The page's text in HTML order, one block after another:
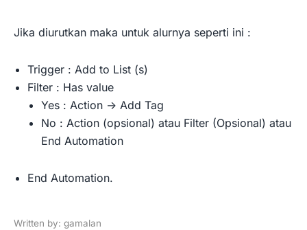
Jika diurutkan maka untuk alurnya seperti ini :
Trigger : Add to List (s)
Filter : Has value
Yes : Action -> Add Tag
No : Action (opsional) atau Filter (Opsional) atau
End Automation
End Automation.
Written by: gamalan